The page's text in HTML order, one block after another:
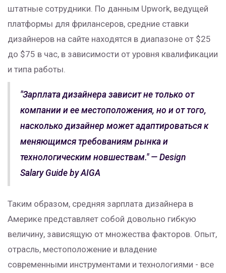
штатные сотрудники. По данным Upwork, ведущей
платформы для фрилансеров, средние ставки
дизайнеров на сайте находятся в диапазоне от $25
до $75 в час, в зависимости от уровня квалификации
и типа работы.
"Зарплата дизайнера зависит не только от
компании и ее местоположения, но и от того,
насколько дизайнер может адаптироваться к
меняющимся требованиям рынка и
технологическим новшествам." — Design
Salary Guide by AIGA
Таким образом, средняя зарплата дизайнера в
Америке представляет собой довольно гибкую
величину, зависящую от множества факторов. Опыт,
отрасль, местоположение и владение
современными инструментами и технологиями - все